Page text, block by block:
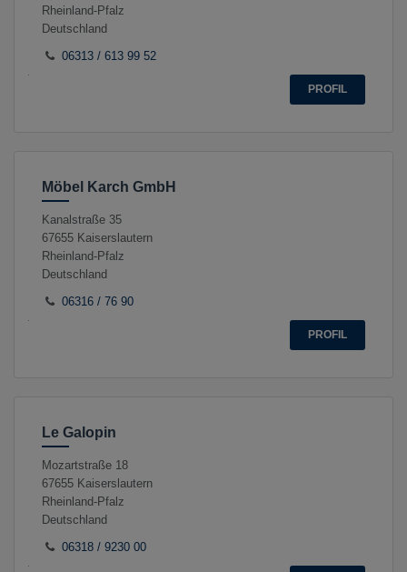
Rheinland-Pfalz
Deutschland
06313 / 613 99 52
PROFIL
Möbel Karch GmbH
Kanalstraße 35
67655 Kaiserslautern
Rheinland-Pfalz
Deutschland
06316 / 76 90
PROFIL
Le Galopin
Mozartstraße 18
67655 Kaiserslautern
Rheinland-Pfalz
Deutschland
06318 / 9230 00